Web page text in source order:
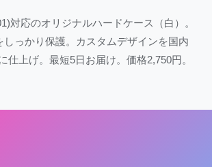
対応のオリジナルハードケース（白）。
しっかり保護。カスタムデザインを国内
仕上げ。最短5日お届け。価格2,750円。